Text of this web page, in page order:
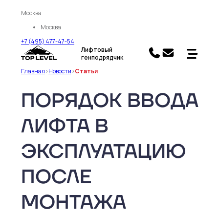
Москва
Москва
+7 (495) 477-47-54
Лифтовый
генподрядчик
Главная>Новости>Статьи
ПОРЯДОК ВВОДА
ЛИФТА В
ЭКСПЛУАТАЦИЮ
ПОСЛЕ
МОНТАЖА